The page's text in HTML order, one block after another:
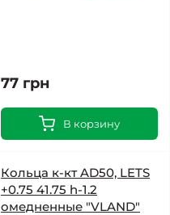
77 грн
В корзину
Кольца к-кт AD50, LETS
+0.75 41.75 h-1.2
омедненные "VLAND"